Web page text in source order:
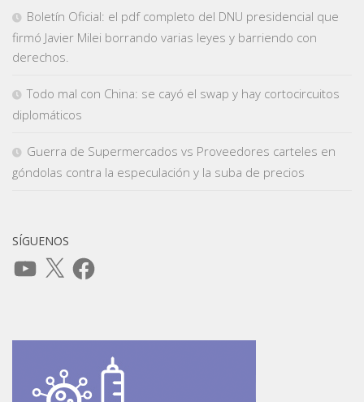
Boletín Oficial: el pdf completo del DNU presidencial que
firmó Javier Milei borrando varias leyes y barriendo con
derechos.
Todo mal con China: se cayó el swap y hay cortocircuitos
diplomáticos
Guerra de Supermercados vs Proveedores carteles en
góndolas contra la especulación y la suba de precios
SÍGUENOS
YouTube
X Facebook